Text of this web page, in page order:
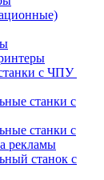
с ЧПУ
станки с
станки с
рекламы
станок с